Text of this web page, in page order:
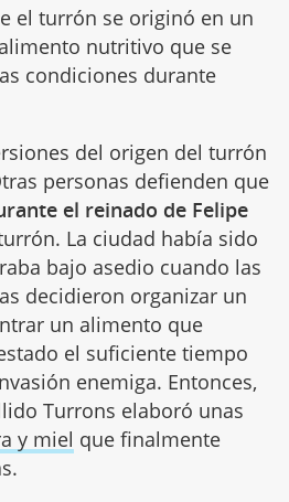
el turrón se originó en un
nutritivo que se
condiciones durante
del origen del turrón
personas defienden que
el reinado de Felipe
La ciudad había sido
bajo asedio cuando las
decidieron organizar un
un alimento que
el suficiente tiempo
enemiga. Entonces,
Turrons elaboró unas
y miel que finalmente